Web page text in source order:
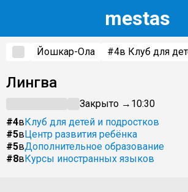
mestas
Йошкар-Ола #4в Клуб для
Лингва
Закрыто → 10:30
#4вКлуб для детей и подростков
#5вЦентр развития ребёнка
#5вДополнительное образование
#8вКурсы иностранных языков